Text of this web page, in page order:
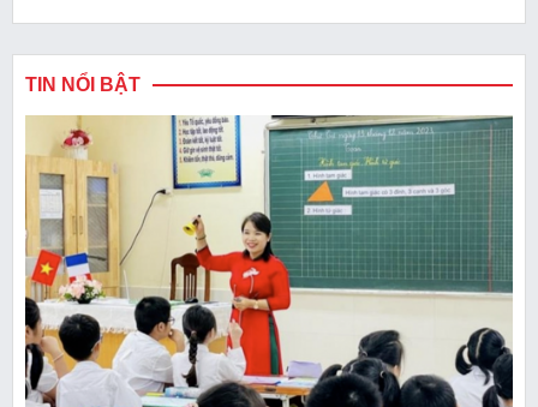
TIN NỔI BẬT